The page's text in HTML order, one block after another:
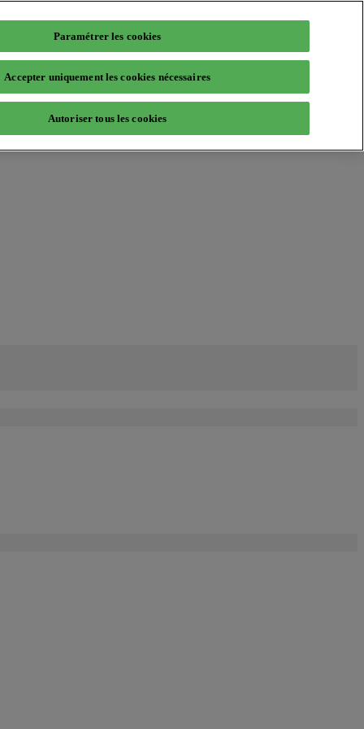
Paramétrer les cookies
Accepter uniquement les cookies nécessaires
Autoriser tous les cookies